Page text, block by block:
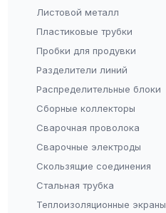
Листовой металл
Пластиковые трубки
Пробки для продувки
Разделители линий
Распределительные блоки
Сборные коллекторы
Сварочная проволока
Сварочные электроды
Скользящие соединения
Стальная трубка
Теплоизоляционные экраны